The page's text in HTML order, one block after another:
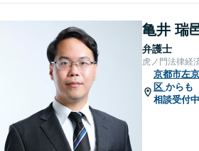
亀井 瑞
弁護士
虎ノ門法律経
京都市左京
区 からも
相談受付中